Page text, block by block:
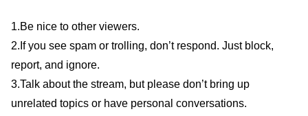
1.Be nice to other viewers.
2.If you see spam or trolling, don’t respond. Just block,
report, and ignore.
3.Talk about the stream, but please don’t bring up
unrelated topics or have personal conversations.